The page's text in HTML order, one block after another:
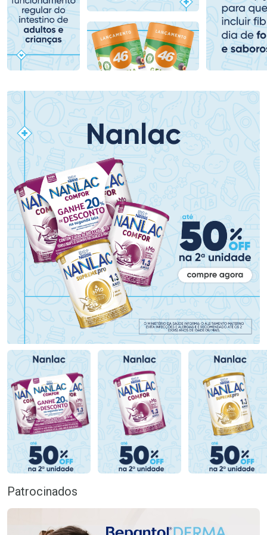
Comprar sem Desconto
Por R$ 79,99/cada
Comprar sem Desconto
Por R$ 79,99/cada
Comprar sem Desconto
Por R$ 107,99/cada
Comprar sem Desconto
Por R$ 107,99/cada
Patrocinados